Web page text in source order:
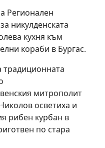
Регионален
никулденската
кухня към
кораби в Бургас.
традиционната
митрополит
осветиха и
рибен курбан в
по стара